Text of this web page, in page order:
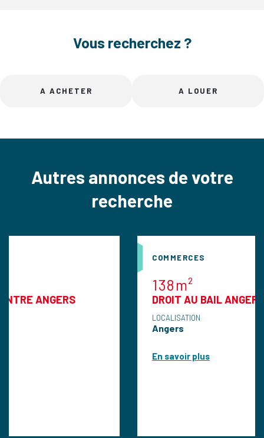
Vous recherchez ?
A ACHETER A LOUER
Autres annonces de votre
recherche
DROIT AU BAIL ANGERS
En savoir plus